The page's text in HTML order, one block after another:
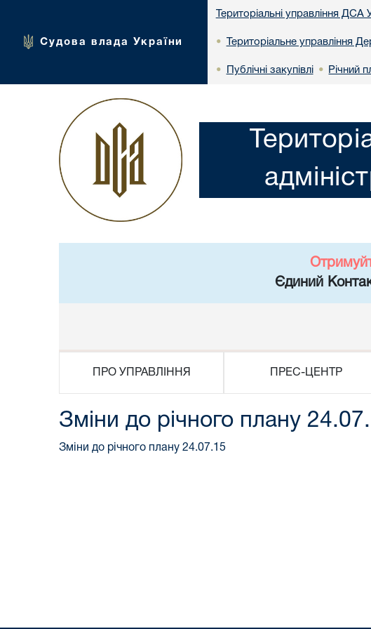
Судова влада України
Територіальні управління ДСА
• Територіальне управління
• Публічні закупівлі • Річний
Єдиний
ПРО УПРАВЛІННЯ ПРЕС-ЦЕНТР
Зміни до річного плану
Зміни до річного плану 24.07.15